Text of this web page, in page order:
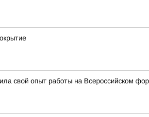
свой опыт работы на Всероссийском